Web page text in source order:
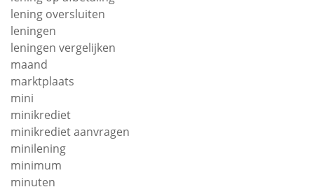
lening oversluiten
leningen
leningen vergelijken
maand
marktplaats
mini
minikrediet
minikrediet aanvragen
minilening
minimum
minuten